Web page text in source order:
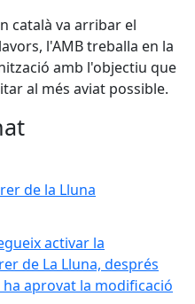
català va arribar el
l'AMB treballa en la
amb l'objectiu que
al més aviat possible.
de la Lluna
activar la
de La Lluna, després
aprovat la modificació